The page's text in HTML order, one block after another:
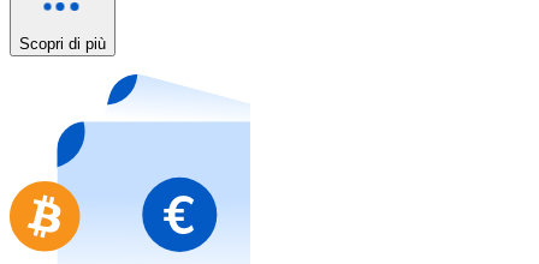
Acquista gift card dei tuoi marchi preferiti con
Vai al negozio di carte regalo
Scopri di più